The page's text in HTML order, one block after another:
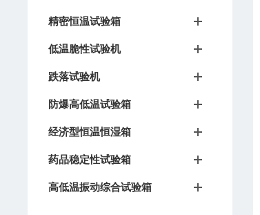
精密恒温试验箱
低温脆性试验机
跌落试验机
防爆高低温试验箱
经济型恒温恒湿箱
药品稳定性试验箱
高低温振动综合试验箱